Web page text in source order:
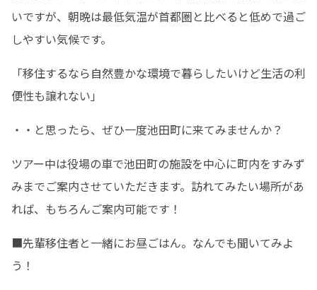
いですが、朝晩は最低気温が首都圏と比べると低めで過ご
しやすい気候です。
「移住するなら自然豊かな環境で暮らしたいけど生活の利
便性も譲れない」
・・と思ったら、ぜひ一度池田町に来てみませんか？
ツアー中は役場の車で池田町の施設を中心に町内をすみず
みまでご案内させていただきます。訪れてみたい場所があ
れば、もちろんご案内可能です！
■先輩移住者と一緒にお昼ごはん。なんでも聞いてみよ
う！